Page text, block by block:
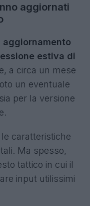
aggiornati
aggiornamento
estiva di
a circa un mese
un eventuale
per la versione
caratteristiche
Ma spesso,
tattico in cui il
input utilissimi